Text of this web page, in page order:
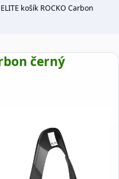
ELITE košík ROCKO Carbon
černý